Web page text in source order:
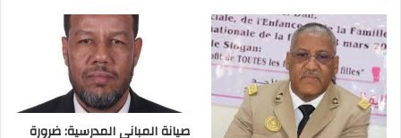
صيانة المباني المدرسية: ضرورة